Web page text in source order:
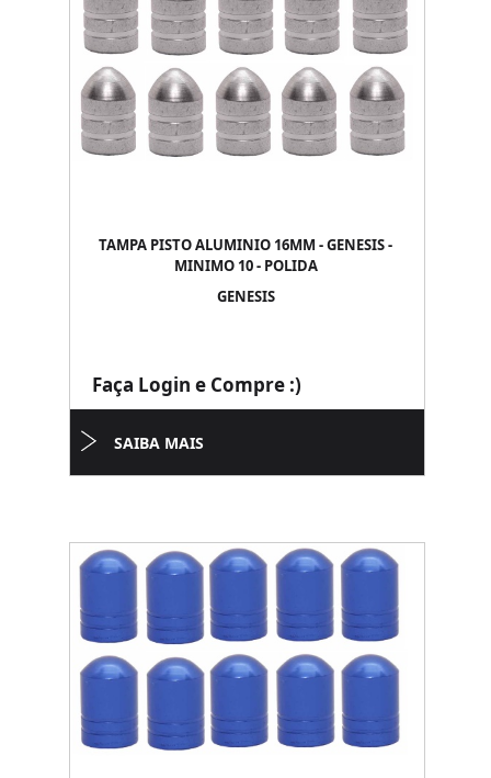
TAMPA PISTO ALUMINIO 16MM - GENESIS -
MINIMO 10 - POLIDA
GENESIS
Faça Login e Compre :)
SAIBA MAIS